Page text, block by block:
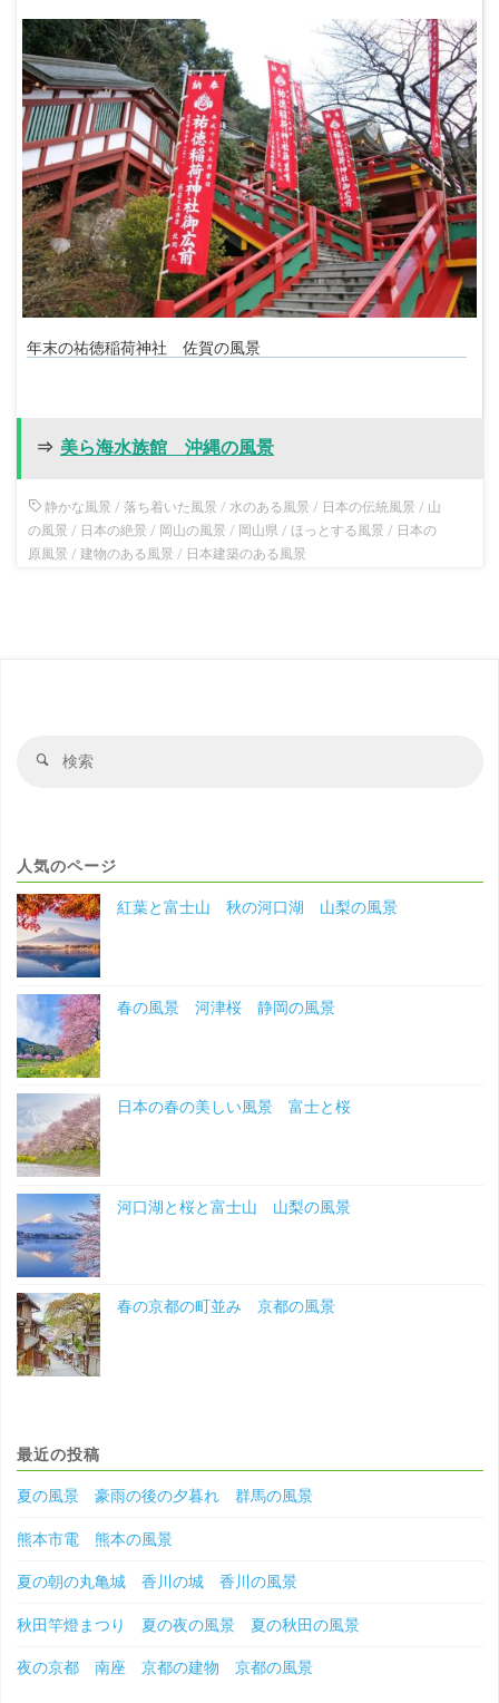
年末の祐徳稲荷神社 佐賀の風景
⇒ 美ら海水族館 沖縄の風景
静かな風景 / 落ち着いた風景 / 水のある風景 / 日本の伝統風景 / 山
の風景 / 日本の絶景 / 岡山の風景 / 岡山県/ ほっとする風景 / 日本の
原風景 / 建物のある風景 / 日本建築のある風景
検
人気のページ
紅葉と富士山 秋の河口湖 山梨の風景
春の風景 河津桜 静岡の風景
日本の春の美しい風景 富士と桜
河口湖と桜と富士山 山梨の風景
春の京都の町並み 京都の風景
最近の投稿
夏の風景 豪雨の後の夕暮れ 群馬の風景
熊本市電 熊本の風景
夏の朝の丸亀城 香川の城 香川の風景
秋田竿燈まつり 夏の夜の風景 夏の秋田の風景
夜の京都 南座 京都の建物 京都の風景